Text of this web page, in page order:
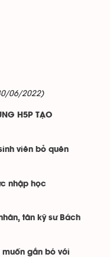
06/2022)
H5P TẠO
viên bỏ quên
nhập học
tân kỹ sư Bách
muốn gắn bó với